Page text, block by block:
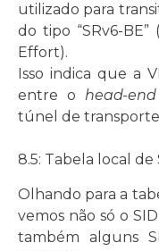
utilizado para
do tipo “SRv6-
Effort).
Isso indica que a
entre o head-end
túnel de transporte
8.5: Tabela local de
Olhando para a
vemos não só o
também alguns